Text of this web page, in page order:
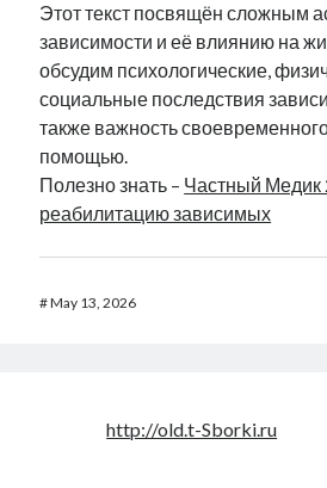
Этот текст посвящён сложным
зависимости и её влиянию на
обсудим психологические,
социальные последствия
также важность
помощью.
Полезно знать – Частный Медик
реабилитацию зависимых
#May 13, 2026
http://old.t-Sborki.ru